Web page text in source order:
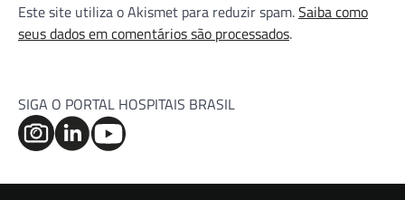
Este site utiliza o Akismet para reduzir spam.Saiba como
seus dados em comentários são processados.
SIGA O PORTAL HOSPITAIS BRASIL